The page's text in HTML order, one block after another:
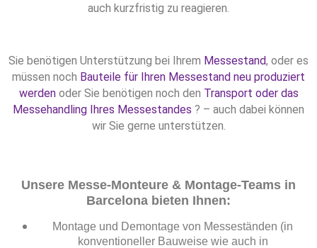
auch kurzfristig zu reagieren.
Sie benötigen Unterstützung bei Ihrem Messestand, oder es
müssen noch Bauteile für Ihren Messestand neu produziert
werdenoder Sie benötigen noch den Transport oder das
Messehandling Ihres Messestandes ? – auch dabei können
wir Sie gerne unterstützen.
Unsere Messe-Monteure & Montage-Teams in
Barcelona bieten Ihnen:
Montage und Demontage von Messeständen (in
konventioneller Bauweise wie auch in